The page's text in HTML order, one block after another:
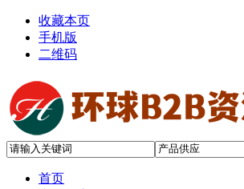
收藏本页
手机版
二维码
首页